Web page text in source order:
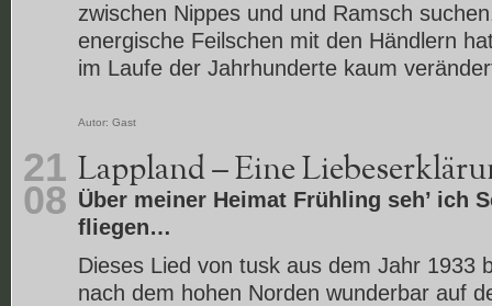
zwischen Nippes und und Ramsch
energische Feilschen mit den Händlern
im Laufe der Jahrhunderte kaum
Autor: Gast
21
08
Lappland – Eine
Über meiner Heimat Frühling seh’ ich
fliegen…
Dieses Lied von tusk aus dem Jahr 1933
nach dem hohen Norden wunderbar auf